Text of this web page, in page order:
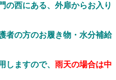
の西にある、外扉からお入り
者の方のお履き物・水分補給
ますので、 雨天の場合は中